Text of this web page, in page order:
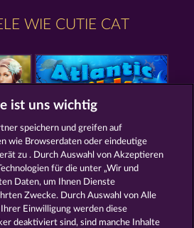
WIE CUTIE CAT
ATLANTIC WILDS
ist uns wichtig
speichern und greifen auf
wie Browserdaten oder eindeutige
zu . Durch Auswahl von Akzeptieren
für die unter „Wir und
Daten, um Ihnen Dienste
Zwecke. Durch Auswahl von Alle
Einwilligung werden diese
deaktiviert sind, sind manche Inhalte